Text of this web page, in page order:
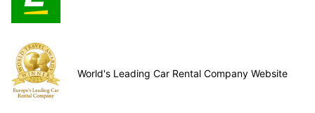
World's Leading Car Rental Company Website